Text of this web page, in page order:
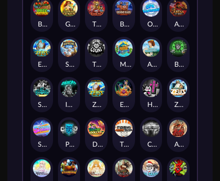
Buzz Patrol Gearlab Genius The Crime File Behind Bars: Masterplan Opa Santorini! Arena of Iron
Epic Ze Zeus Supreme Zeus THE COUNT MARLIN MASTERS: THE BIG HAUL Aiko and the Wind Spirit Booze Bash
SixSixSix Invictus Ze Zeus Eye of Medusa Hot Ross Zeus Ze Zecond
Superstar Sevens PRAY FOR SIX Danny Dollar TOSHI WAYS CLUB CIRCLE OF LIFE ARMY OF ARES